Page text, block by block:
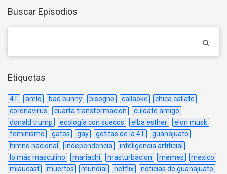
Buscar Episodios
Etiquetas
4T amlo bad bunny bisogno callaoke
chica callate
coronavirus
cuarta transformacion
cuídate amigo
donald trump
ecología con suecos elba esther
elon musk
feminismo
gatos gay gotitas de la 4T
guanajuato
himno nacional
independencia
inteligencia artificial
lo más masculino
mariachi masturbacion memes
mexico
miaucast
muertos mundial netflix
noticias de guanajuato